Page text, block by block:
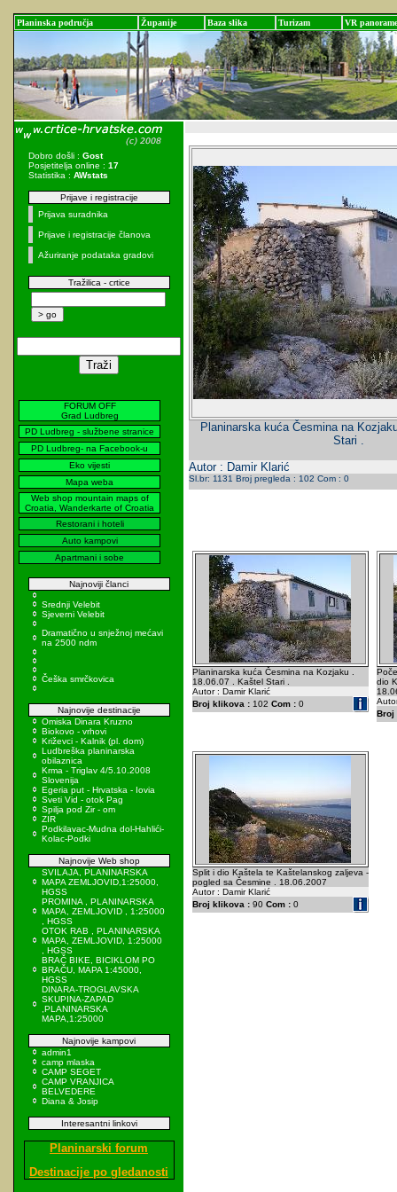
Planinska područja Županije Baza slika Turizam VR panorame
Dobro došli : Gost
Posjetitelja online : 17
Statistika : AWstats
Prijave i registracije
Prijava suradnika
Prijave i registracije članova
Ažuriranje podataka gradovi
Tražilica - crtice
FORUM OFF
Grad Ludbreg
PD Ludbreg - službene stranice
PD Ludbreg- na Facebook-u
Eko vijesti
Mapa weba
Web shop mountain maps of
Croatia, Wanderkarte of Croatia
Restorani i hoteli
Auto kampovi
Apartmani i sobe
Najnoviji članci
Srednji Velebit
Sjeverni Velebit
Dramatično u snježnoj mećavi
na 2500 ndm
Češka smrčkovica
Najnovije destinacije
Omiska Dinara Kruzno
Biokovo - vrhovi
Križevci - Kalnik (pl. dom)
Ludbreška planinarska
obilaznica
Krma - Triglav 4/5.10.2008
Slovenija
Egeria put - Hrvatska - Iovia
Sveti Vid - otok Pag
Spilja pod Zir - om
ZIR
Podkilavac-Mudna dol-Hahlići-
Kolac-Podki
Najnovije Web shop
SVILAJA, PLANINARSKA
MAPA ZEMLJOVID,1:25000,
HGSS
PROMINA , PLANINARSKA
MAPA, ZEMLJOVID , 1:25000
, HGSS
OTOK RAB , PLANINARSKA
MAPA, ZEMLJOVID, 1:25000
, HGSS
BRAČ BIKE, BICIKLOM PO
BRAČU, MAPA 1:45000,
HGSS
DINARA-TROGLAVSKA
SKUPINA-ZAPAD
,PLANINARSKA
MAPA,1:25000
Najnovije kampovi
admin1
camp mlaska
CAMP SEGET
CAMP VRANJICA
BELVEDERE
Diana & Josip
Interesantni linkovi
Planinarski forum
Destinacije po gledanosti
Planinarska kuća Česmina na
Stari .
Autor : Damir Klarić
Sl.br: 1131 Broj pregleda : 102 Com : 0
Planinarska kuća Česmina na Kozjaku .
18.06.07 . Kaštel Stari .
Autor : Damir Klarić
Broj klikova :102 Com :0
dio
Broj
Split i dio Kaštela te Kaštelanskog zaljeva -
pogled sa Česmine . 18.06.2007
Autor : Damir Klarić
Broj klikova :90 Com :0